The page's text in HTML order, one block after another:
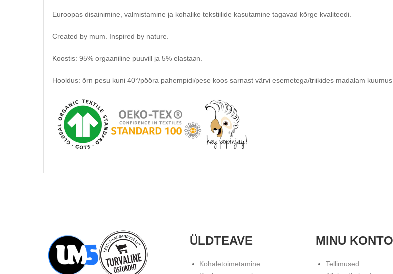
Euroopas disainimine, valmistamine ja kohalike tekstiilide kasutamine tagavad kõrge kvaliteedi.
Created by mum. Inspired by nature.
Koostis: 95% orgaaniline puuvill ja 5% elastaan.
Hooldus: õrn pesu kuni 40°/pööra pahempidi/pese koos sarnast värvi esemetega/triikides madalam kuumus
ÜLDTEAVE
Kohaletoimetamine
MINU KONTO
Tellimused